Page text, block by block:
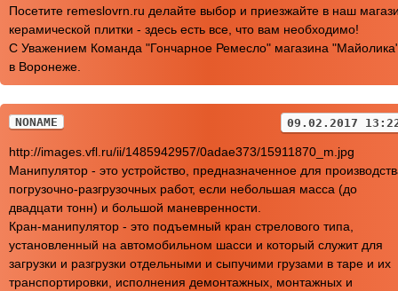
Посетите remeslovrn.ru делайте выбор и приезжайте в наш
керамической плитки - здесь есть все, что вам необходимо!
С Уважением Команда "Гончарное Ремесло" магазина
в Воронеже.
NONAME 09.02.2017
http://images.vfl.ru/ii/1485942957/0adae373/15911870_m.jpg
Манипулятор - это устройство, предназначенное для
погрузочно-разгрузочных работ, если небольшая масса (до
двадцати тонн) и большой маневренности.
Кран-манипулятор - это подъемный кран стрелового типа,
установленный на автомобильном шасси и который служит для
загрузки и разгрузки отдельными и сыпучими грузами в таре и их
транспортировки, исполнения демонтажных, монтажных и